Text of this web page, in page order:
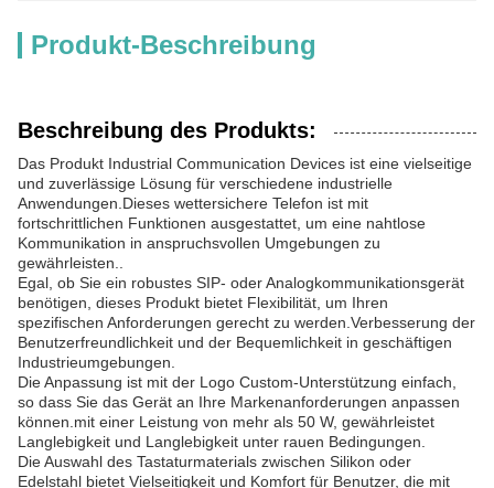
Produkt-Beschreibung
Beschreibung des Produkts:
Das Produkt Industrial Communication Devices ist eine vielseitige
und zuverlässige Lösung für verschiedene industrielle
Anwendungen.Dieses wettersichere Telefon ist mit
fortschrittlichen Funktionen ausgestattet, um eine nahtlose
Kommunikation in anspruchsvollen Umgebungen zu
gewährleisten..
Egal, ob Sie ein robustes SIP- oder Analogkommunikationsgerät
benötigen, dieses Produkt bietet Flexibilität, um Ihren
spezifischen Anforderungen gerecht zu werden.Verbesserung der
Benutzerfreundlichkeit und der Bequemlichkeit in geschäftigen
Industrieumgebungen.
Die Anpassung ist mit der Logo Custom-Unterstützung einfach,
so dass Sie das Gerät an Ihre Markenanforderungen anpassen
können.mit einer Leistung von mehr als 50 W, gewährleistet
Langlebigkeit und Langlebigkeit unter rauen Bedingungen.
Die Auswahl des Tastaturmaterials zwischen Silikon oder
Edelstahl bietet Vielseitigkeit und Komfort für Benutzer, die mit